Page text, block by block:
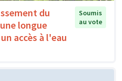
du
longue
accès à l'eau
Soumis
au vote